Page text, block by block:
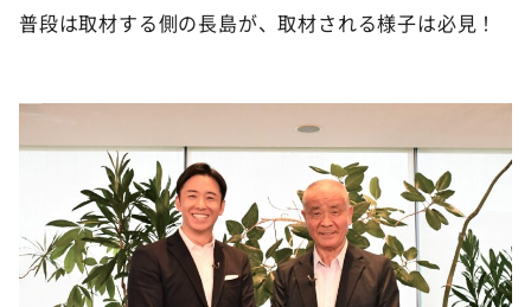
普段は取材する側の長島が、取材される様子は必見！